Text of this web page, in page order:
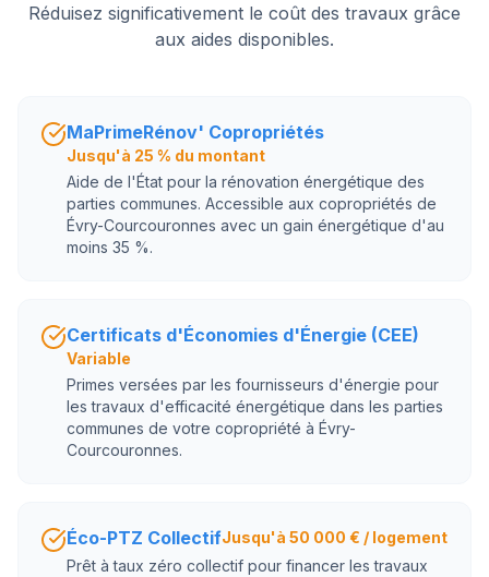
Réduisez significativement le coût des travaux grâce
aux aides disponibles.
MaPrimeRénov' Copropriétés
Jusqu'à 25 % du montant
Aide de l'État pour la rénovation énergétique des
parties communes. Accessible aux copropriétés de
Évry-Courcouronnes avec un gain énergétique d'au
moins 35 %.
Certificats d'Économies d'Énergie (CEE)
Variable
Primes versées par les fournisseurs d'énergie pour
les travaux d'efficacité énergétique dans les parties
communes de votre copropriété à Évry-
Courcouronnes.
Éco-PTZ CollectifJusqu'à 50 000 € / logement
Prêt à taux zéro collectif pour financer les travaux